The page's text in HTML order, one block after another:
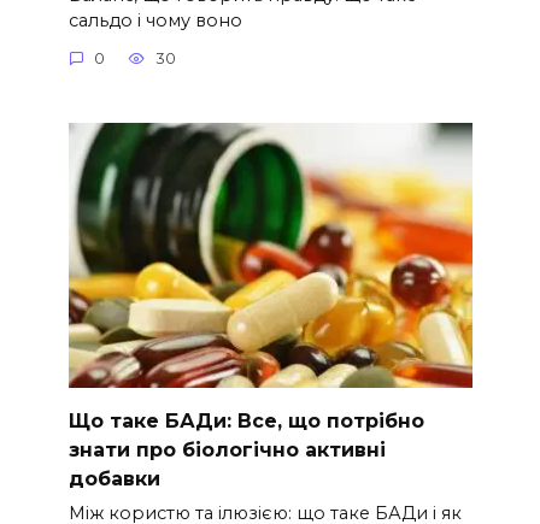
сальдо і чому воно
0 30
Що таке БАДи: Все, що потрібно
знати про біологічно активні
добавки
Між користю та ілюзією: що таке БАДи і як